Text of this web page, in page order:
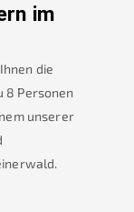
im
die
8 Personen
unserer
.